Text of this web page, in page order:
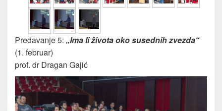
Predavanje 5: „Ima li života oko susednih zvezda“
(1. februar)
prof. dr Dragan Gajić